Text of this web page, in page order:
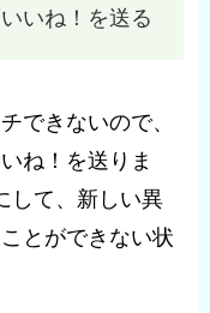
いね！を送る
できないので、
ね！を送りま
して、新しい異
とができない状